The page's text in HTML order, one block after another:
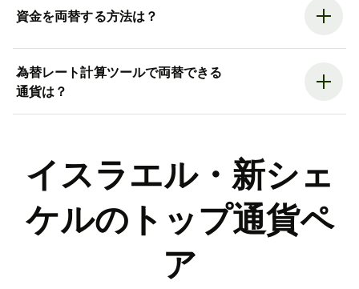
資金を両替する方法は？
為替レート計算ツールで両替できる
通貨は？
イスラエル・新シェ
ケルのトップ通貨ペ
ア